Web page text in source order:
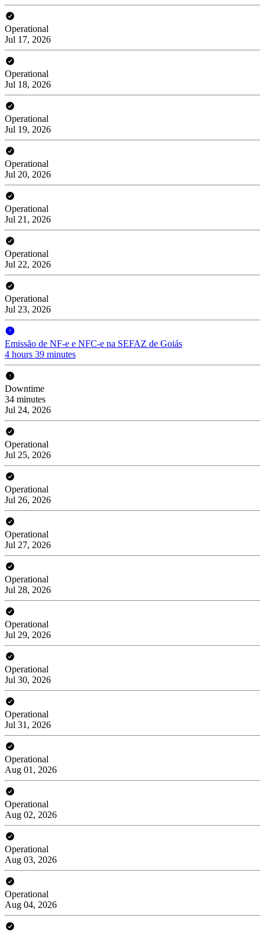
Operational
Jul 17, 2026
Operational
Jul 18, 2026
Operational
Jul 19, 2026
Operational
Jul 20, 2026
Operational
Jul 21, 2026
Operational
Jul 22, 2026
Operational
Jul 23, 2026
Emissão de NF-e e NFC-e na SEFAZ de Goiás
4 hours 39 minutes
Downtime
34 minutes
Jul 24, 2026
Operational
Jul 25, 2026
Operational
Jul 26, 2026
Operational
Jul 27, 2026
Operational
Jul 28, 2026
Operational
Jul 29, 2026
Operational
Jul 30, 2026
Operational
Jul 31, 2026
Operational
Aug 01, 2026
Operational
Aug 02, 2026
Operational
Aug 03, 2026
Operational
Aug 04, 2026